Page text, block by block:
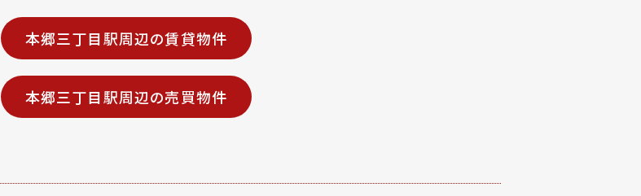
本郷三丁目駅周辺の賃貸物件
本郷三丁目駅周辺の売買物件